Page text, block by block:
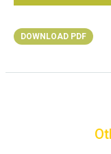
DOWNLOAD PDF